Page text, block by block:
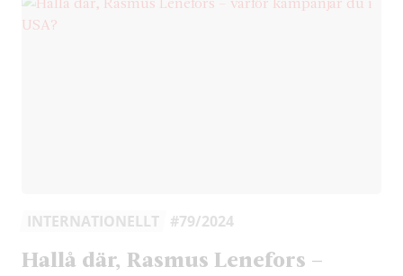
INTERNATIONELLT #79/2024
Hallå där, Rasmus Lenefors –